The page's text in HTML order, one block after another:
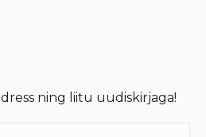
ning liitu uudiskirjaga!